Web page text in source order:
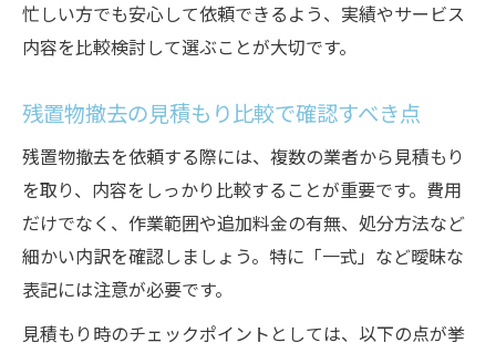
忙しい方でも安心して依頼できるよう、実績やサービス
内容を比較検討して選ぶことが大切です。
残置物撤去の見積もり比較で確認すべき点
残置物撤去を依頼する際には、複数の業者から見積もり
を取り、内容をしっかり比較することが重要です。費用
だけでなく、作業範囲や追加料金の有無、処分方法など
細かい内訳を確認しましょう。特に「一式」など曖昧な
表記には注意が必要です。
見積もり時のチェックポイントとしては、以下の点が挙